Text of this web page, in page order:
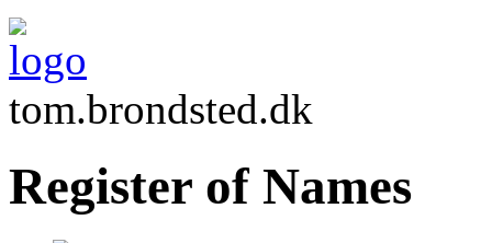
tom.brondsted.dk
Register of Names